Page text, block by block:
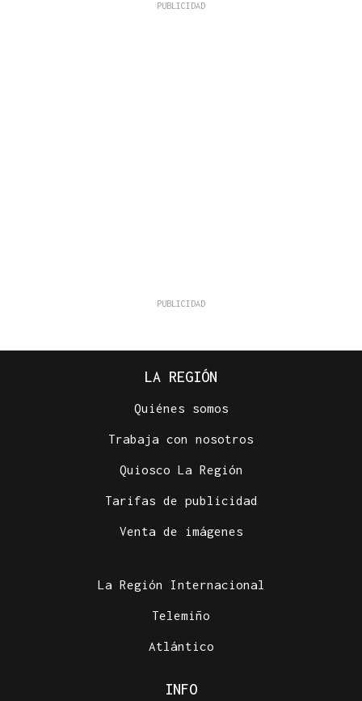
LA REGIÓN
Quiénes somos
Trabaja con nosotros
Quiosco La Región
Tarifas de publicidad
Venta de imágenes
La Región Internacional
Telemiño
Atlántico
INFO